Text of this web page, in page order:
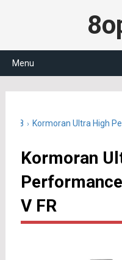
Menu
R18 Kormoran Ultra High
Kormoran
V FR